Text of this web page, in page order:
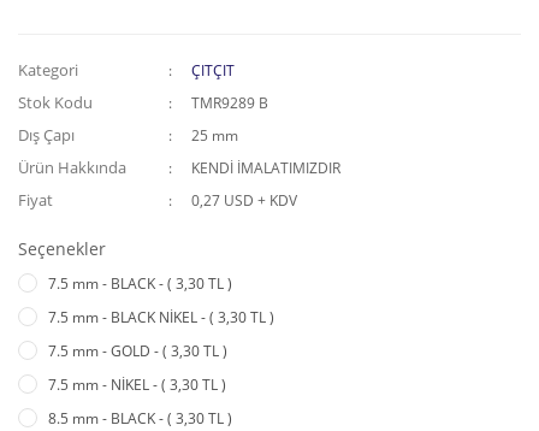
Kategori ÇITÇIT
Stok Kodu TMR9289 B
Dış Çapı 25 mm
Ürün Hakkında KENDİ İMALATIMIZDIR
Fiyat 0,27 USD + KDV
Seçenekler
7.5 mm - BLACK - ( 3,30 TL )
7.5 mm - BLACK NİKEL - ( 3,30 TL )
7.5 mm - GOLD - ( 3,30 TL )
7.5 mm - NİKEL - ( 3,30 TL )
8.5 mm - BLACK - ( 3,30 TL )